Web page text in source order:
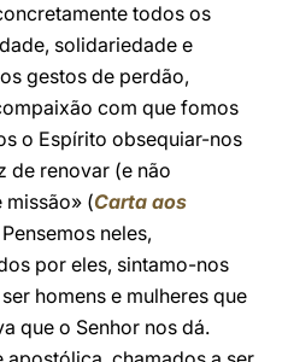
todos os
solidariedade e
gestos de perdão,
com que fomos
o Espírito obsequiar-nos
de renovar (e não
missão» (Carta aos
neles,
por eles, sintamo-nos
homens e mulheres que
que o Senhor nos dá.